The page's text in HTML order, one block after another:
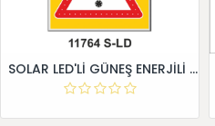
SOLAR LED'Lİ GÜNEŞ ENERJİLİ LEVHA